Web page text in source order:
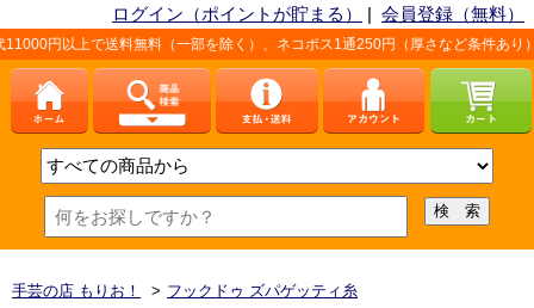
ログイン（ポイントが貯まる） | 会員登録（無料）
送料無料（一部を除く）、ネコポス1通250円（厚さなど条件あり）。詳しくは
手芸の店 もりお！ > フックドゥ ズパゲッティ糸